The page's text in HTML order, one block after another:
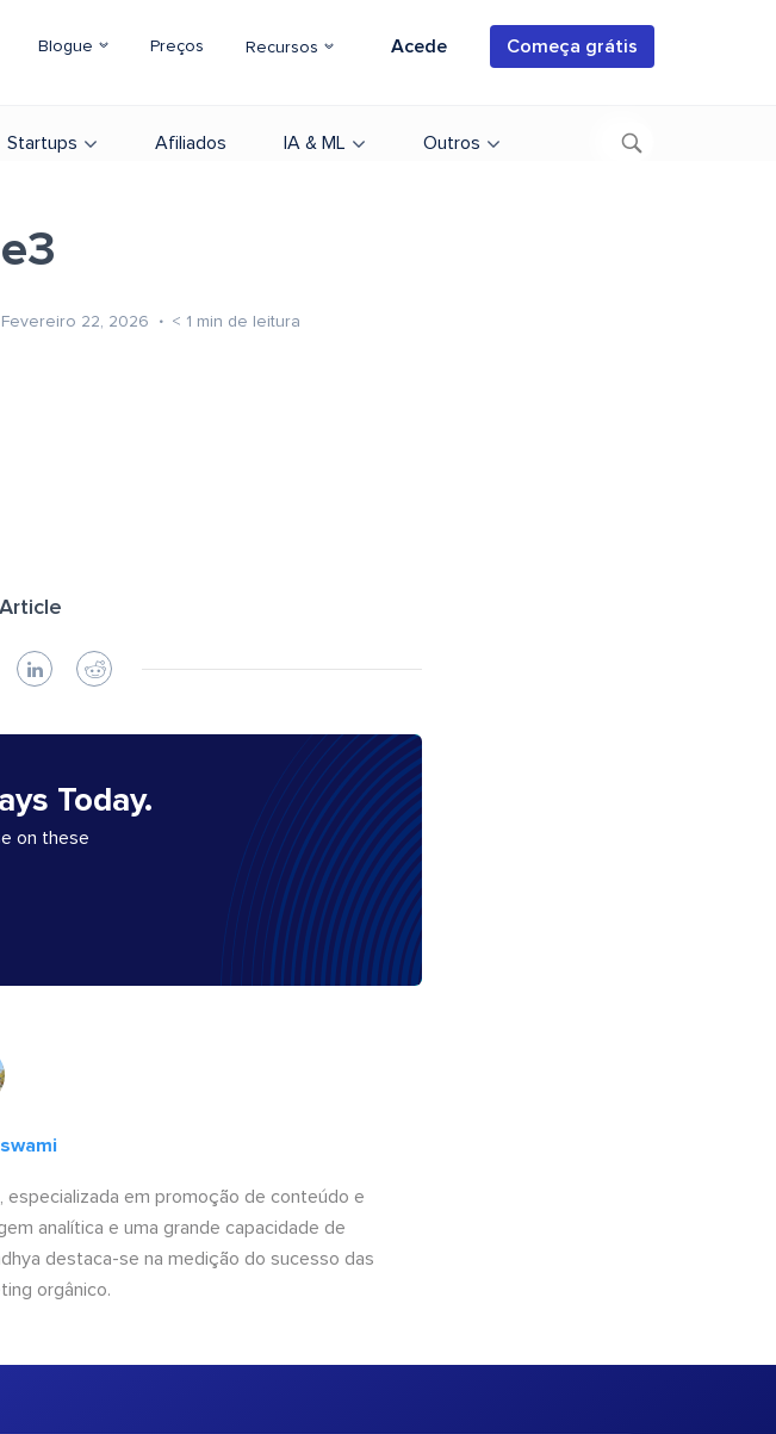
Blogue Preços Recursos Acede Começa grátis
Startups Afiliados IA & ML Outros
22, 2026 < 1 min de leitura
Today.
on these
especializada em promoção de conteúdo e
analítica e uma grande capacidade de
destaca-se na medição do sucesso das
orgânico.